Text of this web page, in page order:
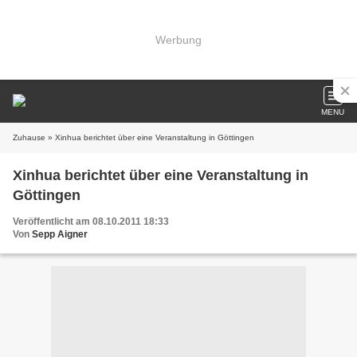
Werbung
MENU
Zuhause » Xinhua berichtet über eine Veranstaltung in Göttingen
Xinhua berichtet über eine Veranstaltung in
Göttingen
Veröffentlicht am 08.10.2011 18:33
Von Sepp Aigner